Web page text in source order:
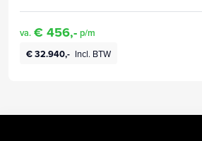
va. € 456,- p/m
€ 32.940,- Incl. BTW